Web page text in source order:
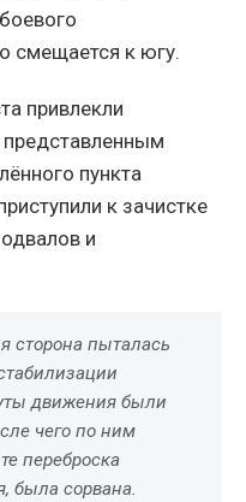
смещается к югу.
привлекли
пункта
к зачистке
и
сторона пыталась
движения были
чего по ним
переброска
была сорвана.